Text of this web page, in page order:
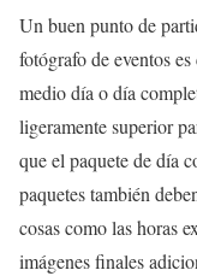
Un buen punto de
fotógrafo de eventos
medio día o día
ligeramente superior
que el paquete de día
paquetes también
cosas como las horas
imágenes finales